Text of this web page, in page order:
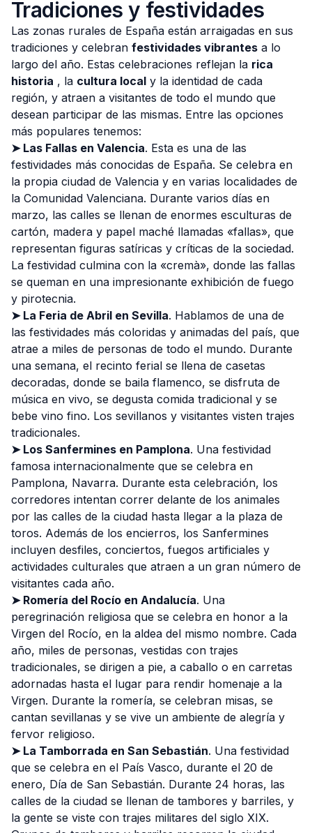
Tradiciones y festividades
Las zonas rurales de España están arraigadas en sus
tradiciones y celebran festividades vibrantes a lo
largo del año. Estas celebraciones reflejan la rica
historia , la cultura local y la identidad de cada
región, y atraen a visitantes de todo el mundo que
desean participar de las mismas. Entre las opciones
más populares tenemos:
➤ Las Fallas en Valencia. Esta es una de las
festividades más conocidas de España. Se celebra en
la propia ciudad de Valencia y en varias localidades de
la Comunidad Valenciana. Durante varios días en
marzo, las calles se llenan de enormes esculturas de
cartón, madera y papel maché llamadas «fallas», que
representan figuras satíricas y críticas de la sociedad.
La festividad culmina con la «cremà», donde las fallas
se queman en una impresionante exhibición de fuego
y pirotecnia.
➤ La Feria de Abril en Sevilla. Hablamos de una de
las festividades más coloridas y animadas del país, que
atrae a miles de personas de todo el mundo. Durante
una semana, el recinto ferial se llena de casetas
decoradas, donde se baila flamenco, se disfruta de
música en vivo, se degusta comida tradicional y se
bebe vino fino. Los sevillanos y visitantes visten trajes
tradicionales.
➤ Los Sanfermines en Pamplona. Una festividad
famosa internacionalmente que se celebra en
Pamplona, Navarra. Durante esta celebración, los
corredores intentan correr delante de los animales
por las calles de la ciudad hasta llegar a la plaza de
toros. Además de los encierros, los Sanfermines
incluyen desfiles, conciertos, fuegos artificiales y
actividades culturales que atraen a un gran número de
visitantes cada año.
➤ Romería del Rocío en Andalucía. Una
peregrinación religiosa que se celebra en honor a la
Virgen del Rocío, en la aldea del mismo nombre. Cada
año, miles de personas, vestidas con trajes
tradicionales, se dirigen a pie, a caballo o en carretas
adornadas hasta el lugar para rendir homenaje a la
Virgen. Durante la romería, se celebran misas, se
cantan sevillanas y se vive un ambiente de alegría y
fervor religioso.
➤ La Tamborrada en San Sebastián. Una festividad
que se celebra en el País Vasco, durante el 20 de
enero, Día de San Sebastián. Durante 24 horas, las
calles de la ciudad se llenan de tambores y barriles, y
la gente se viste con trajes militares del siglo XIX.